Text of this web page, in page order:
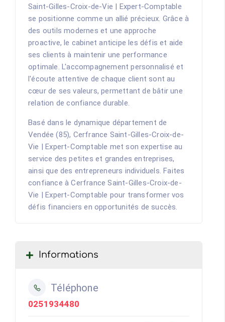
Saint-Gilles-Croix-de-Vie | Expert-Comptable
se positionne comme un allié précieux. Grâce à
des outils modernes et une approche
proactive, le cabinet anticipe les défis et aide
ses clients à maintenir une performance
optimale. L'accompagnement personnalisé et
l'écoute attentive de chaque client sont au
cœur de ses valeurs, permettant de bâtir une
relation de confiance durable.
Basé dans le dynamique département de
Vendée (85), Cerfrance Saint-Gilles-Croix-de-
Vie | Expert-Comptable met son expertise au
service des petites et grandes entreprises,
ainsi que des entrepreneurs individuels. Faites
confiance à Cerfrance Saint-Gilles-Croix-de-
Vie | Expert-Comptable pour transformer vos
défis financiers en opportunités de succès.
Informations
Téléphone
0251934480